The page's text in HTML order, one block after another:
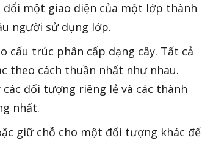
đổi một giao diện của một lớp thành
người sử dụng lớp.
cấu trúc phân cấp dạng cây. Tất cả
theo cách thuần nhất như nhau.
đối tượng riêng lẻ và các thành
nhất.
giữ chỗ cho một đối tượng khác để